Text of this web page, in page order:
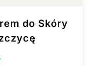
do Skóry